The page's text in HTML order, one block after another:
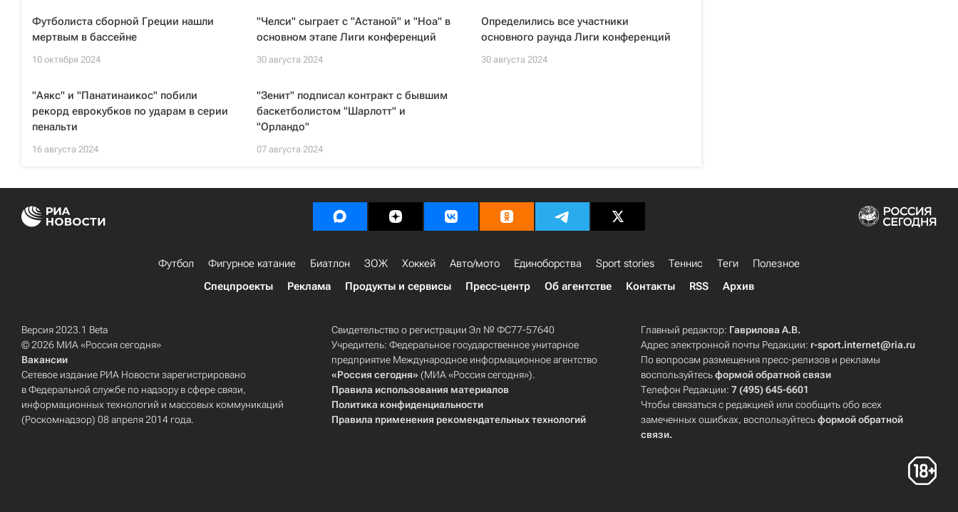
Футболиста сборной Греции нашли
мертвым в бассейне
10 октября 2024
"Челси" сыграет с "Астаной" и "Ноа" в
основном этапе Лиги конференций
30 августа 2024
Определились все участники
основного раунда Лиги конференций
30 августа 2024
"Аякс" и "Панатинаикос" побили
рекорд еврокубков по ударам в серии
пенальти
16 августа 2024
"Зенит" подписал контракт с бывшим
баскетболистом "Шарлотт" и
"Орландо"
07 августа 2024
Футбол Фигурное катание Биатлон ЗОЖ Хоккей Авто/мото Единоборства Sport stories Теннис Теги
Полезное
Спецпроекты
Реклама Продукты и сервисы Пресс-центр Об агентстве Контакты RSS Архив
Версия 2023.1 Beta
© 2026 МИА «Россия сегодня»
Вакансии
Сетевое издание РИА Новости зарегистрировано
в Федеральной службе по надзору в сфере связи,
информационных технологий и массовых коммуникаций
(Роскомнадзор) 08 апреля 2014 года.
Свидетельство о регистрации Эл № ФС77-57640
Учредитель: Федеральное государственное унитарное
предприятие Международное информационное агентство
«Россия сегодня» (МИА «Россия сегодня»).
Правила использования материалов
Политика конфиденциальности
Правила применения рекомендательных технологий
Главный редактор: Гаврилова А.В.
Адрес электронной почты Редакции: r-sport.internet@ria.ru
По вопросам размещения пресс-релизов и рекламы
воспользуйтесьформой обратной связи
Телефон Редакции:7 (495) 645-6601
Чтобы связаться с редакцией или сообщить обо всех
замеченных ошибках, воспользуйтесьформой обратной
связи.